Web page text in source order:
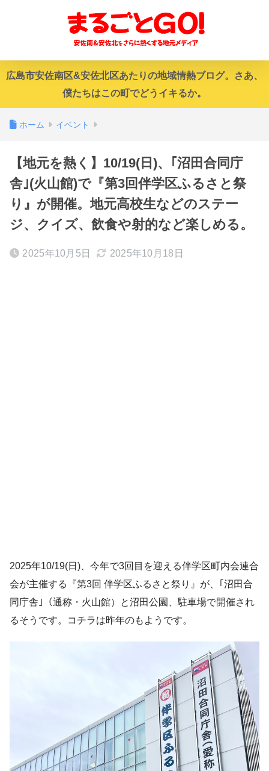
広島市安佐南区&安佐北区あたりの地域情熱ブログ。さあ、
僕たちはこの町でどうイキるか。
ホーム イベント
【地元を熱く】10/19(日)、｢沼田合同庁
舎｣(火山館)で『第3回伴学区ふるさと祭
り』が開催。地元高校生などのステー
ジ、クイズ、飲食や射的など楽しめる。
2025年10月5日 2025年10月18日
2025年10/19(日)、今年で3回目を迎える伴学区町内会連合
会が主催する『第3回 伴学区ふるさと祭り』が、｢沼田合
同庁舎｣（通称・火山館）と沼田公園、駐車場で開催され
るそうです。コチラは昨年のもようです。